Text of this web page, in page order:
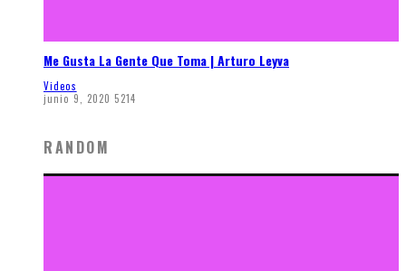
Me Gusta La Gente Que Toma | Arturo Leyva
Videos
junio 9, 2020 5214
RANDOM